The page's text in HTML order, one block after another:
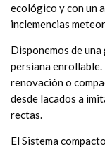
ecológico y con un
inclemencias
Disponemos de
persiana
renovación o
desde lacados a
rectas.
El Sistema